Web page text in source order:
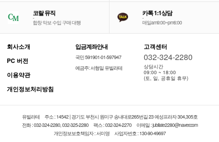
코랄 뮤직
-
합창 악보 수입 구매 대행
카톡 1:1상담
-
매일am9:00~pm6:00
회사소개
PC 버전
이용약관
개인정보처리방침
입금계좌안내
국민 591901-01-597947
예금주: 서형일 유빌라테
고객센터
032-324-2280
상담시간
09:00 ~ 18:00
(토, 일, 공휴일 휴무)
유빌라테
주소 : 14542 | 경기도 부천시 원미구 송내대로265번길 23 예성프라자 304,305호
전화 : 032-324-2280, 032-325-2280
팩스 : 032-324-2270
이메일 : jubilate2280@naver.com
개인정보보호책임자 : 서미영
사업자번호 : 130-90-49697